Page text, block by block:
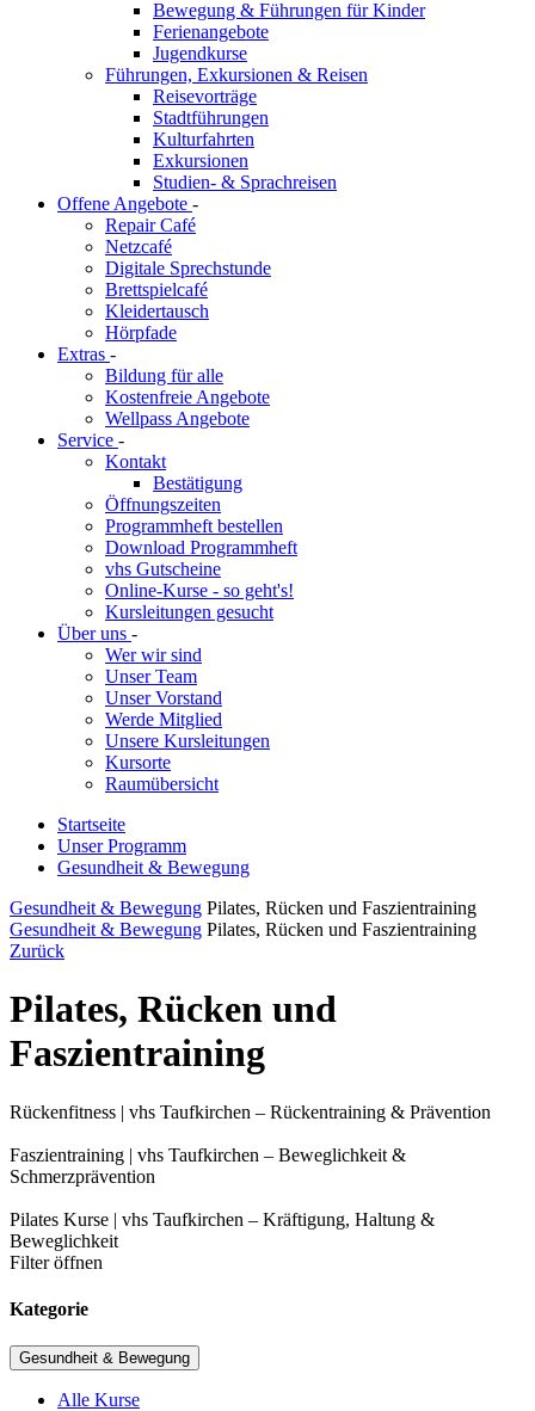
Bewegung & Führungen für Kinder
Ferienangebote
Jugendkurse
Führungen, Exkursionen & Reisen
Reisevorträge
Stadtführungen
Kulturfahrten
Exkursionen
Studien- & Sprachreisen
Offene Angebote -
Repair Café
Netzcafé
Digitale Sprechstunde
Brettspielcafé
Kleidertausch
Hörpfade
Extras -
Bildung für alle
Kostenfreie Angebote
Wellpass Angebote
Service -
Kontakt
Bestätigung
Öffnungszeiten
Programmheft bestellen
Download Programmheft
vhs Gutscheine
Online-Kurse - so geht's!
Kursleitungen gesucht
Über uns -
Wer wir sind
Unser Team
Unser Vorstand
Werde Mitglied
Unsere Kursleitungen
Kursorte
Raumübersicht
Startseite
Unser Programm
Gesundheit & Bewegung
Gesundheit & Bewegung Pilates, Rücken und Faszientraining
Gesundheit & Bewegung Pilates, Rücken und Faszientraining
Zurück
Pilates, Rücken und
Faszientraining
Rückenfitness | vhs Taufkirchen – Rückentraining & Prävention
Faszientraining | vhs Taufkirchen – Beweglichkeit &
Schmerzprävention
Pilates Kurse | vhs Taufkirchen – Kräftigung, Haltung &
Beweglichkeit
Filter öffnen
Kategorie
Gesundheit & Bewegung
Alle Kurse